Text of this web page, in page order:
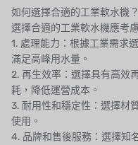
如何選擇合適的工業軟水機？
選擇合適的工業軟水機應考
1. 處理能力：根據工業需求
滿足高峰用水量。
2. 再生效率：選擇具有高效
耗，降低運營成本。
3. 耐用性和穩定性：選擇材
使用。
4. 品牌和售後服務：選擇知